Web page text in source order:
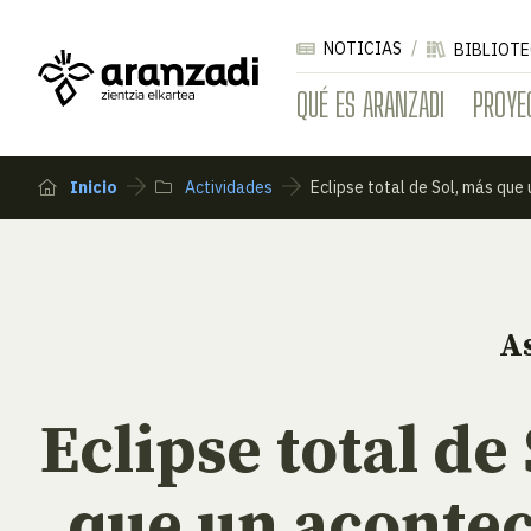
QUÉ ES ARANZADI
NOTICIAS
Inicio Actividades Eclipse total de Sol, más
Eclipse total de